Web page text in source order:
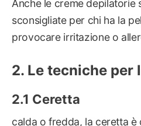
Anche le creme depilatorie
sconsigliate per chi ha la
provocare irritazione o
Le tecniche per
Ceretta
calda o fredda, la ceretta